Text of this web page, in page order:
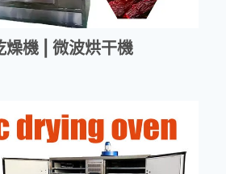
燥機 | 微波烘干機